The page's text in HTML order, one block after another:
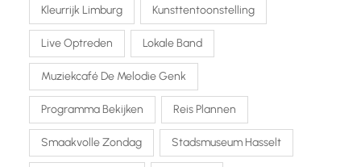
Kleurrijk Limburg Kunsttentoonstelling
Live Optreden Lokale Band
Muziekcafé De Melodie Genk
Programma Bekijken Reis Plannen
Smaakvolle Zondag Stadsmuseum Hasselt